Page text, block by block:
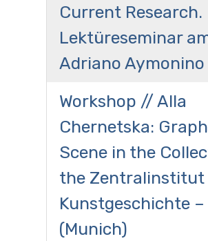
Current Research.
Lektüreseminar
Adriano Aymonino
Workshop // Alla
Chernetska:
Scene in the
the
Kunstgeschichte –
(Munich)